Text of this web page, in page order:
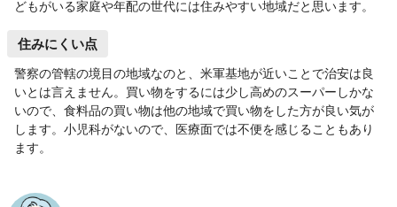
どもがいる家庭や年配の世代には住みやすい地域だと思います。
住みにくい点
警察の管轄の境目の地域なのと、米軍基地が近いことで治安は良
いとは言えません。買い物をするには少し高めのスーパーしかな
いので、食料品の買い物は他の地域で買い物をした方が良い気が
します。小児科がないので、医療面では不便を感じることもあり
ます。